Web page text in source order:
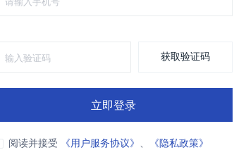
获取验证码
立即登录
阅读并接受 《用户服务协议》 、 《隐私政策》